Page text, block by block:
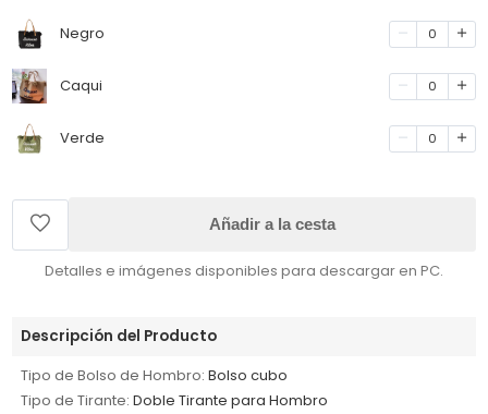
Negro 0
Caqui 0
Verde 0
Añadir a la cesta
Detalles e imágenes disponibles para descargar en PC.
Descripción del Producto
Tipo de Bolso de Hombro: Bolso cubo
Tipo de Tirante: Doble Tirante para Hombro